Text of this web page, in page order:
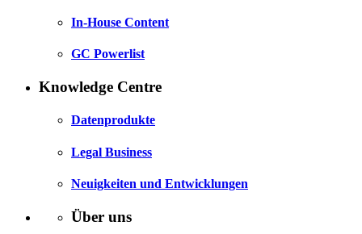
In-House Content
GC Powerlist
Knowledge Centre
Datenprodukte
Legal Business
Neuigkeiten und Entwicklungen
Über uns